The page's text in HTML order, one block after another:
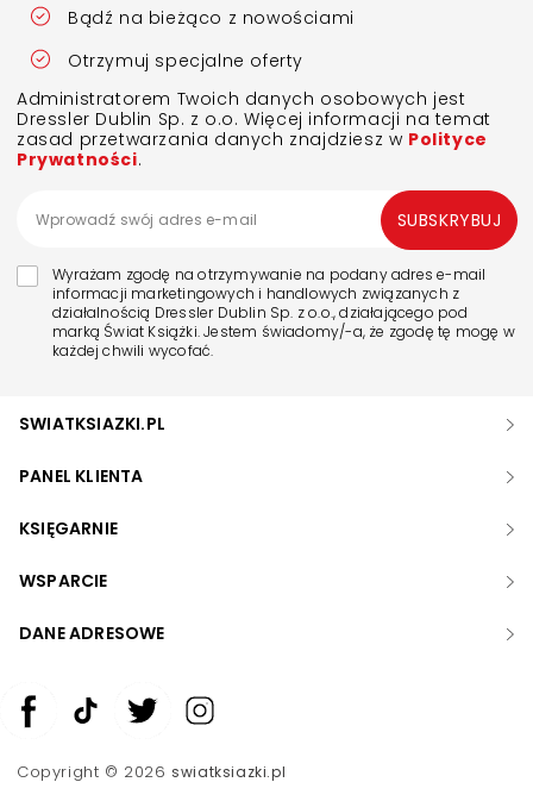
Bądź na bieżąco z nowościami
Otrzymuj specjalne oferty
Administratorem Twoich danych osobowych jest
Dressler Dublin Sp. z o.o. Więcej informacji na temat
zasad przetwarzania danych znajdziesz w Polityce
Prywatności.
Wyrażam zgodę na otrzymywanie na podany adres e-mail
informacji marketingowych i handlowych związanych z
działalnością Dressler Dublin Sp. z o.o., działającego pod
marką Świat Książki. Jestem świadomy/-a, że zgodę tę mogę w
każdej chwili wycofać.
SUBSKRYBUJ
SWIATKSIAZKI.PL
PANEL KLIENTA
KSIĘGARNIE
WSPARCIE
DANE ADRESOWE
Copyright © 2026swiatksiazki.pl
Zwiększ rozmiar czcionki